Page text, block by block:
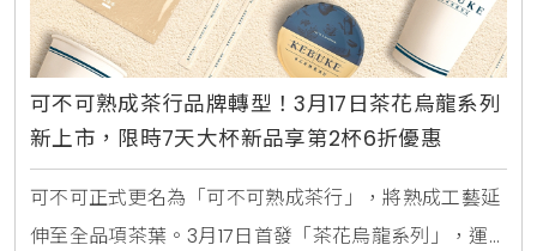
可不可熟成茶行品牌轉型！3月17日茶花烏龍系列
新上市，限時7天大杯新品享第2杯6折優惠
可不可正式更名為「可不可熟成茶行」，將熟成工藝延
伸至全品項茶葉。3月17日首發「茶花烏龍系列」，運